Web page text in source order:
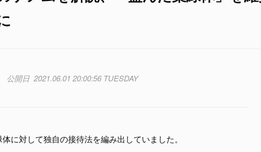
2021.06.01 20:00:56 TUESDAY
に対して独自の接待法を編み出していました。